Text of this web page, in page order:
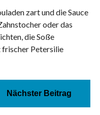
zart und die Sauce
oder das
die Soße
Petersilie
Nächster Beitrag